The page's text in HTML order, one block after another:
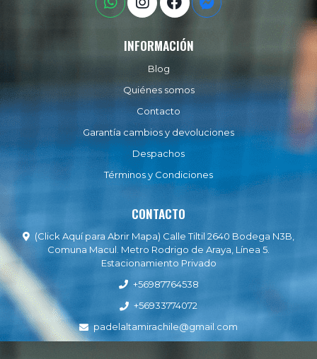
INFORMACIÓN
Blog
Quiénes somos
Contacto
Garantía cambios y devoluciones
Despachos
Términos y Condiciones
CONTACTO
(Click Aquí para Abrir Mapa) Calle Tiltil 2640 Bodega N3B,
Comuna Macul. Metro Rodrigo de Araya, Línea 5.
Estacionamiento Privado
+56987764538
+56933774072
padelaltamirachile@gmail.com